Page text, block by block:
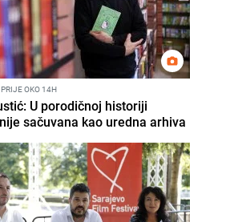
PRIJE OKO 14H
U porodičnoj historiji
sačuvana kao uredna arhiva